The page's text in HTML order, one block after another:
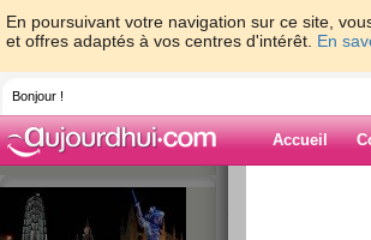
En poursuivant votre navigation sur ce site,
et offres adaptés à vos centres d'intérêt. En
Bonjour !
Accueil